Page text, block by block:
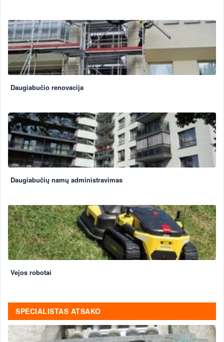
Daugiabučio renovacija
Daugiabučių namų administravimas
Vejos robotai
SPECIALISTAS ATSAKO